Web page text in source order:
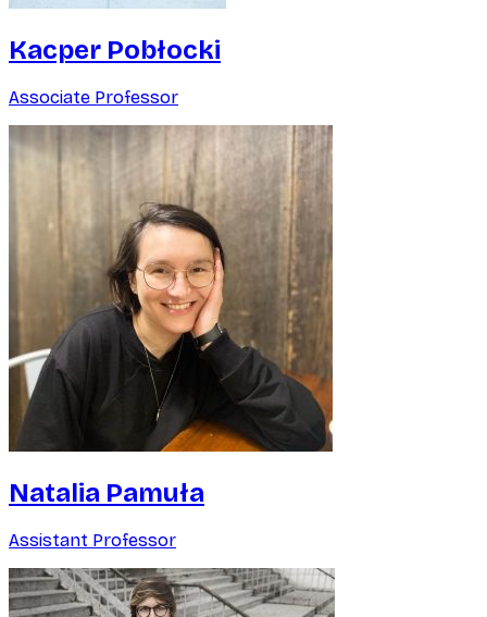
Kacper Pobłocki
Associate Professor
Natalia Pamuła
Assistant Professor